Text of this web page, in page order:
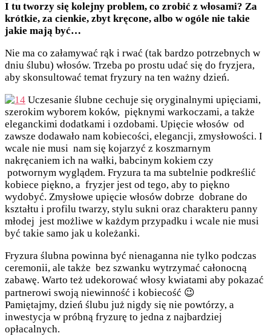
I tu tworzy się kolejny problem, co zrobić z włosami? Za
krótkie, za cienkie, zbyt kręcone, albo w ogóle nie takie
jakie mają być…
Nie ma co załamywać rąk i rwać (tak bardzo potrzebnych w
dniu ślubu) włosów. Trzeba po prostu udać się do fryzjera,
aby skonsultować temat fryzury na ten ważny dzień.
Uczesanie ślubne cechuje się oryginalnymi upięciami,
szerokim wyborem koków, pięknymi warkoczami, a także
eleganckimi dodatkami i ozdobami. Upięcie włosów od
zawsze dodawało nam kobiecości, elegancji, zmysłowości. I
wcale nie musi nam się kojarzyć z koszmarnym
nakręcaniem ich na wałki, babcinym kokiem czy
potwornym wyglądem. Fryzura ta ma subtelnie podkreślić
kobiece piękno, a fryzjer jest od tego, aby to piękno
wydobyć. Zmysłowe upięcie włosów dobrze dobrane do
kształtu i profilu twarzy, stylu sukni oraz charakteru panny
młodej jest możliwe w każdym przypadku i wcale nie musi
być takie samo jak u koleżanki.
Fryzura ślubna powinna być nienaganna nie tylko podczas
ceremonii, ale także bez szwanku wytrzymać całonocną
zabawę. Warto też udekorować włosy kwiatami aby pokazać
partnerowi swoją niewinność i kobiecość 😉
Pamiętajmy, dzień ślubu już nigdy się nie powtórzy, a
inwestycja w próbną fryzurę to jedna z najbardziej
opłacalnych.